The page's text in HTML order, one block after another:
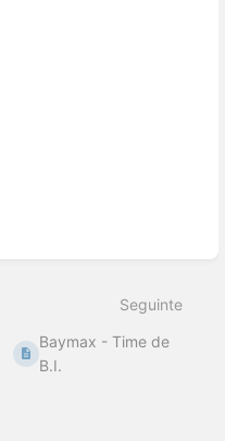
Seguinte
Baymax - Time de
B.I.